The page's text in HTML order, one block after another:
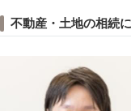
不動産・土地の相続